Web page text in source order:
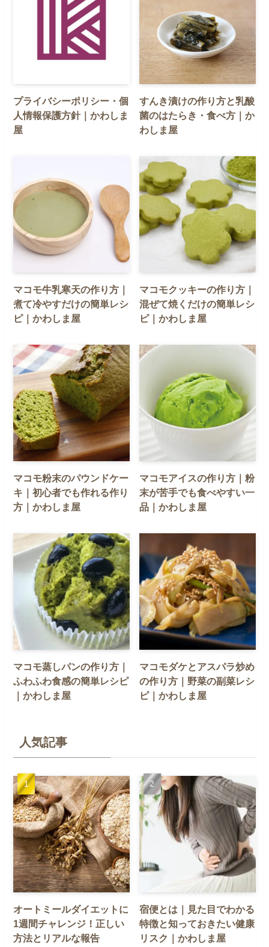
プライバシーポリシー・個
人情報保護方針｜かわしま
屋
すんき漬けの作り方と乳酸
菌のはたらき・食べ方｜か
わしま屋
マコモ牛乳寒天の作り方｜
煮て冷やすだけの簡単レシ
ピ｜かわしま屋
マコモクッキーの作り方｜
混ぜて焼くだけの簡単レシ
ピ｜かわしま屋
マコモ粉末のパウンドケー
キ｜初心者でも作れる作り
方｜かわしま屋
マコモアイスの作り方｜粉
末が苦手でも食べやすい一
品｜かわしま屋
マコモ蒸しパンの作り方｜
ふわふわ食感の簡単レシピ
｜かわしま屋
マコモダケとアスパラ炒め
の作り方｜野菜の副菜レシ
ピ｜かわしま屋
人気記事
オートミールダイエットに
1週間チャレンジ！正しい
方法とリアルな報告
宿便とは｜見た目でわかる
特徴と知っておきたい健康
リスク｜かわしま屋